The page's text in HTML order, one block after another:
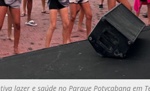
lazer e saúde no Parque Potycabana em